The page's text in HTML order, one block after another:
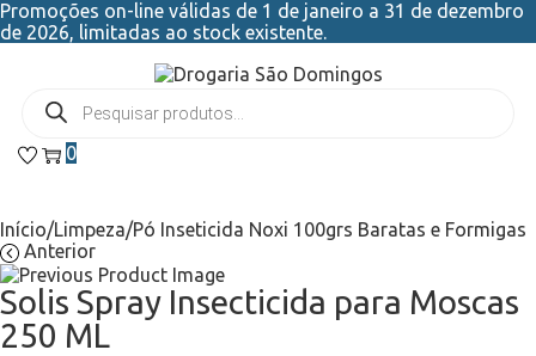
Promoções on-line válidas de 1 de janeiro a 31 de dezembro
de 2026, limitadas ao stock existente.
0
Início/Limpeza/Pó Inseticida Noxi 100grs Baratas e Formigas
Anterior
Solis Spray Insecticida para Moscas
250 ML